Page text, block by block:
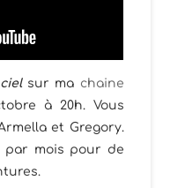
sur ma chaine
à 20h. Vous
et Gregory.
par mois pour de